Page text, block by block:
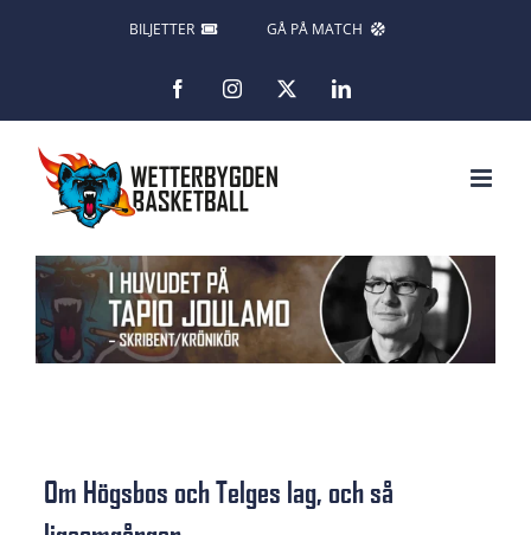
BILJETTER GÅ PÅ MATCH
FacebookInstagram LinkedIn
Om Högsbos och Telges lag, och så